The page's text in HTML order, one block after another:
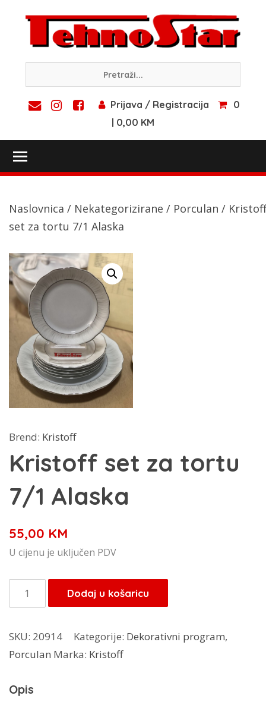
content
Prijava / Registracija
0
| 0,00 KM
Naslovnica / Nekategorizirane / Porculan / Kristoff
set za tortu 7/1 Alaska
Brend: Kristoff
Kristoff set za tortu
7/1 Alaska
55,00 KM
U cijenu je uključen PDV
Kristoff
set
tortu
7/1
količina
Dodaj u košaricu
SKU: 20914 Kategorije: Dekorativni program,
Porculan Marka: Kristoff
Opis